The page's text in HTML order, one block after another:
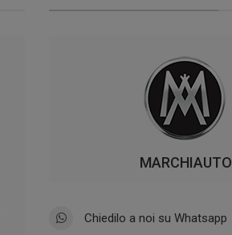
MARCHIAUTO
Chiedilo a noi su Whatsapp